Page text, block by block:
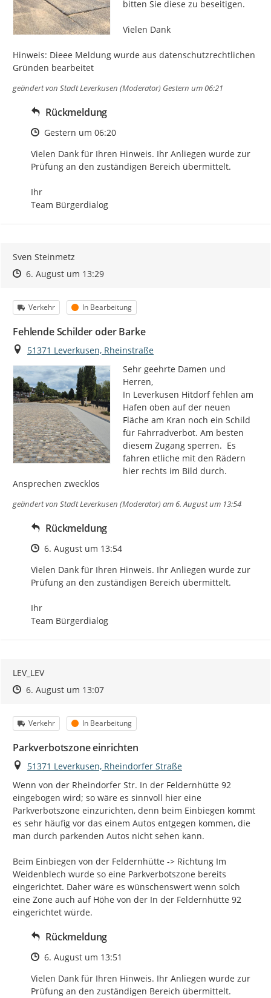
bitten Sie diese zu beseitigen.
Vielen Dank
Hinweis: Dieee Meldung wurde aus datenschutzrechtlichen
Gründen bearbeitet
geändert von Stadt Leverkusen (Moderator) Gestern um 06:21
Rückmeldung
Zeitpunkt des Erstellens
Gestern um 06:20
Vielen Dank für Ihren Hinweis. Ihr Anliegen wurde zur
Prüfung an den zuständigen Bereich übermittelt.
Ihr
Team Bürgerdialog
Sven Steinmetz
Zeitpunkt des Erstellens
Zeitpunkt des Erstellens
6. August um 13:29Zur Äußerung
Kategorie
Verkehr Status
In Bearbeitung
Fehlende Schilder oder Barke
Ort
51371 Leverkusen, Rheinstraße
Sehr geehrte Damen und
Herren,
In Leverkusen Hitdorf fehlen am
Hafen oben auf der neuen
Fläche am Kran noch ein Schild
für Fahrradverbot. Am besten
diesem Zugang sperren.  Es
fahren etliche mit den Rädern
hier rechts im Bild durch.
Ansprechen zwecklos
geändert von Stadt Leverkusen (Moderator)am 6. August um 13:54
Rückmeldung
Zeitpunkt des Erstellens
6. August um 13:54
Vielen Dank für Ihren Hinweis. Ihr Anliegen wurde zur
Prüfung an den zuständigen Bereich übermittelt.
Ihr
Team Bürgerdialog
LEV_LEV
Zeitpunkt des Erstellens
Zeitpunkt des Erstellens
6. August um 13:07Zur Äußerung
Kategorie
Verkehr Status
In Bearbeitung
Parkverbotszone einrichten
Ort
51371 Leverkusen, Rheindorfer Straße
Wenn von der Rheindorfer Str. In der Feldernhütte 92
eingebogen wird; so wäre es sinnvoll hier eine
Parkverbotszone einzurichten, denn beim Einbiegen kommt
es sehr häufig vor das einem Autos entgegen kommen, die
man durch parkenden Autos nicht sehen kann.
Beim Einbiegen von der Feldernhütte -> Richtung Im
Weidenblech wurde so eine Parkverbotszone bereits
eingerichtet. Daher wäre es wünschenswert wenn solch
eine Zone auch auf Höhe von der In der Feldernhütte 92
eingerichtet würde.
Rückmeldung
Zeitpunkt des Erstellens
6. August um 13:51
Vielen Dank für Ihren Hinweis. Ihr Anliegen wurde zur
Prüfung an den zuständigen Bereich übermittelt.